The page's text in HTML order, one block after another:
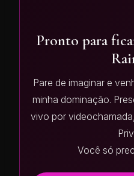
Pronto para
Pare de imaginar e
minha dominação.
vivo por
Você só